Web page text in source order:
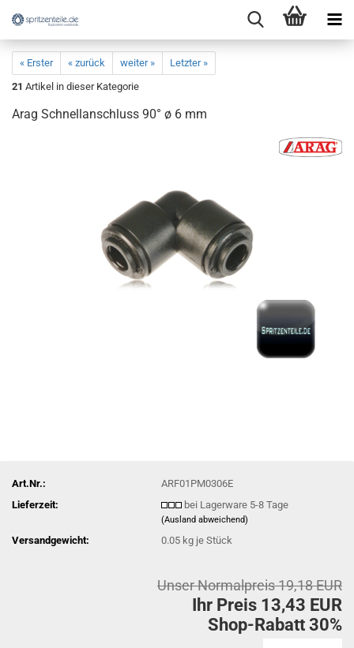
« Erster « zurück weiter »
Letzter »
21 Artikel in dieser Kategorie
Arag Schnellanschluss 90° ø 6 mm
Art.Nr.:
ARF01PM0306E
Lieferzeit:
bei Lagerware 5-8 Tage
(Ausland abweichend)
Versandgewicht: 0.05 kg je Stück
Unser Normalpreis 19,18 EUR
Ihr Preis 13,43 EUR
Shop-Rabatt 30%